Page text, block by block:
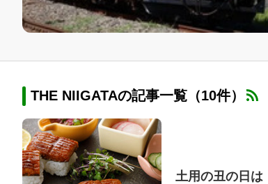
THE NIIGATAの記事一覧（10件）
土用の丑の日は